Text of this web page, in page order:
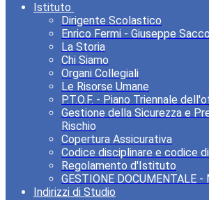
Istituto
Dirigente Scolastico
Enrico Fermi - Giuseppe
La Storia
Chi Siamo
Organi Collegiali
Le Risorse Umane
P.T.O.F. - Piano Triennale
Gestione della Sicurezza e
Rischio
Copertura Assicurativa
Codice disciplinare e codice
Regolamento d'Istituto
GESTIONE DOCUMENTALE -
Indirizzi di Studio